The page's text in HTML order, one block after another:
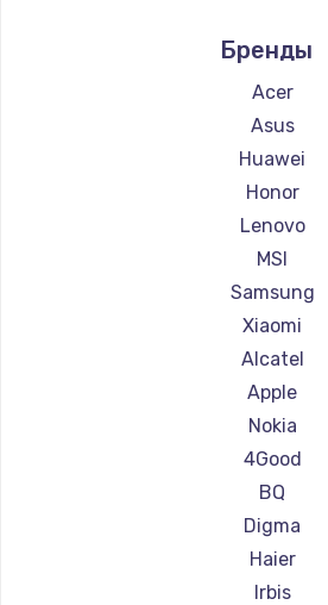
Ремонт планшетов
Ремонт планшетов
Ремонт планшетов
Ремонт планшетов
Ремонт планшетов
Ремонт
Ремонт
Ремонт
Ремонт
Ремонт планшетов
Ремонт планшетов
Ремонт планшетов
Ремонт планшетов
Бренды
Acer
Asus
Huawei
Honor
Lenovo
MSI
Samsung
Xiaomi
Alcatel
Apple
Nokia
4Good
BQ
Digma
Haier
Irbis